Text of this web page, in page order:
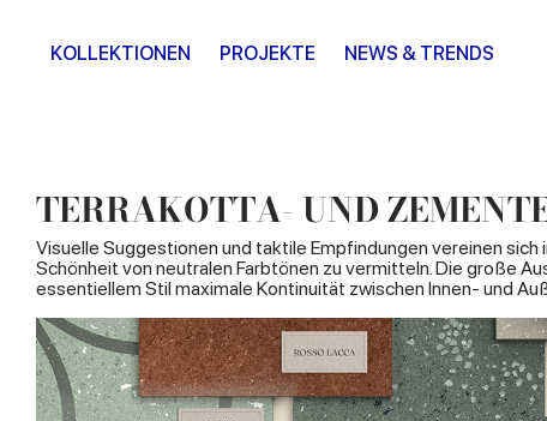
KOLLEKTIONEN PROJEKTE NEWS & TRENDS
TERRAKOTTA- UND
Visuelle Suggestionen und taktile Empfindungen vereinen
Schönheit von neutralen Farbtönen zu vermitteln. Die große
essentiellem Stil maximale Kontinuität zwischen Innen- und